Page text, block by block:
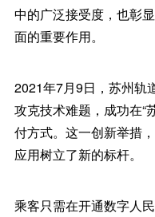
中的广泛接受度，也彰
面的重要作用。
2021年7月9日，苏州轨
攻克技术难题，成功在“
付方式。这一创新举措
应用树立了新的标杆。
乘客只需在开通数字人